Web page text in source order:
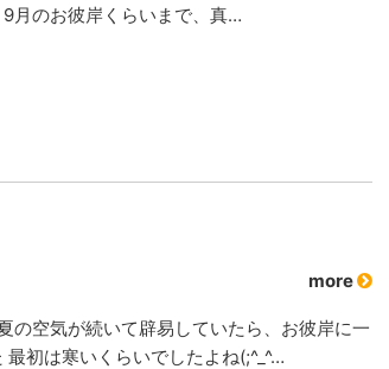
9月のお彼岸くらいまで、真…
more
の空気が続いて辟易していたら、お彼岸に一
初は寒いくらいでしたよね(;^_^…